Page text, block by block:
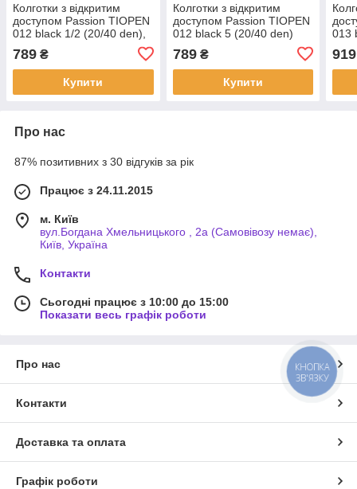
Колготки з відкритим
доступом Passion TIOPEN
012 black 1/2 (20/40 den),
Puls69
789 ₴
Купити
Колготки з відкритим
доступом Passion TIOPEN
012 black 5 (20/40 den)
Puls69
789₴
Купити
013
919
Про нас
87% позитивних з 30 відгуків за рік
Працює з 24.11.2015
м. Київ
вул.Богдана Хмельницького , 2а (Самовівозу немає),
Київ, Україна
Контакти
Сьогодні працює з 10:00 до 15:00
Показати весь графік роботи
Про нас
Контакти
Доставка та оплата
Графік роботи
КНОПКА
ЗВ'ЯЗКУ